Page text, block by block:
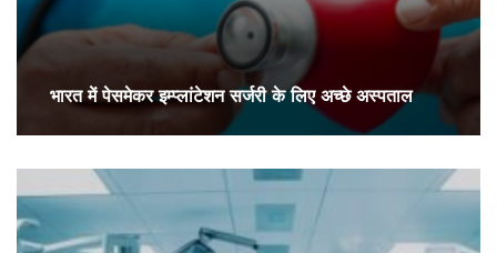
भारत में पेसमेकर इम्प्लांटेशन सर्जरी के लिए अच्छे अस्पताल